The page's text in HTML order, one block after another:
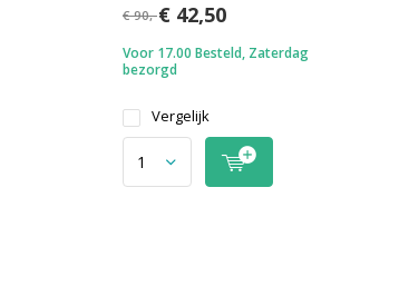
€ 90,-€ 42,50
Voor 17.00 Besteld, Zaterdag
bezorgd
Vergelijk